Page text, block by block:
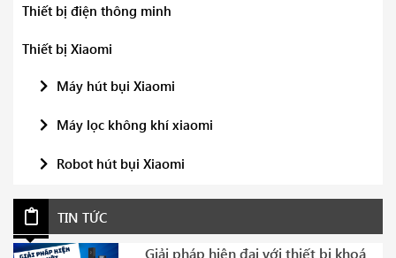
Thiết bị điện thông minh
Thiết bị Xiaomi
Máy hút bụi Xiaomi
Máy lọc không khí xiaomi
Robot hút bụi Xiaomi
TIN TỨC
Giải pháp hiện đại với thiết bị khoá